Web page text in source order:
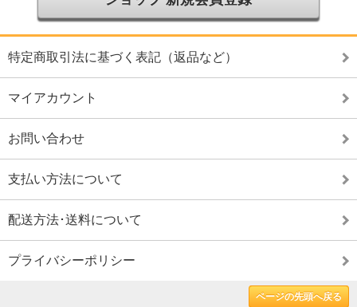
特定商取引法に基づく表記（返品など）
マイアカウント
お問い合わせ
支払い方法について
配送方法･送料について
プライバシーポリシー
ページの先頭へ戻る